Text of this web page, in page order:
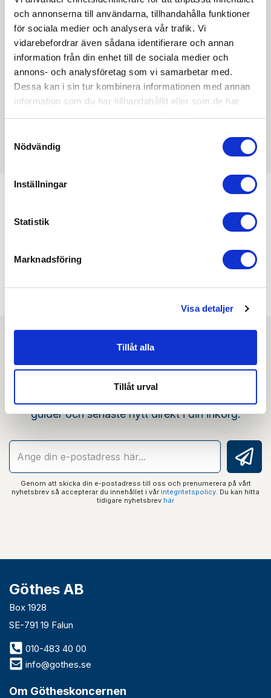
och annonserna till användarna, tillhandahålla funktioner
för sociala medier och analysera vår trafik. Vi
vidarebefordrar även sådana identifierare och annan
information från din enhet till de sociala medier och
annons- och analysföretag som vi samarbetar med.
Dessa kan i sin tur kombinera informationen med annan
information som du har tillhandahållit eller som de har
Nödvändig
Inställningar
Statistik
Marknadsföring
Visa detaljer
Tillåt alla
Tillåt urval
Skapa inloggning, bli företagskund eller logga in för att
beställa, se priser,
produktblad, ritningar, monteringsbeskrivningar samt
övriga dokument.
Filmer
Det finns ännu ingen film för denna produkt
Kombinera med
Min köphistorik
Nyhetsbrev
guider och senaste nytt direkt i din inkorg.
Genom att skicka din e-postadress till oss och prenumerera på vårt
nyhetsbrev så accepterar du innehållet i vår integritetspolicy . Du kan hitta
tidigare nyhetsbrev här
Göthes AB
Box 1928
SE-791 19 Falun
010-483 40 00
info@gothes.se
Om Götheskoncernen